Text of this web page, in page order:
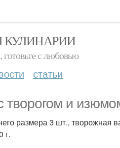
готовьте с любовью
статьи
творогом и
размера 3 шт., творожная
г.